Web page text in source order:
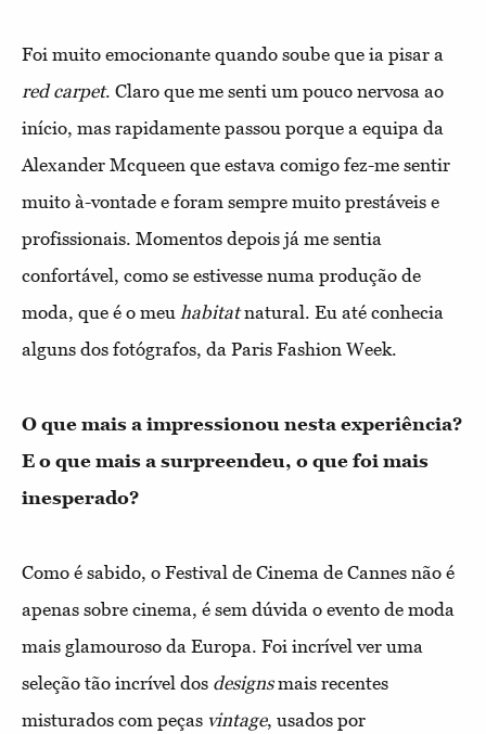
Foi muito emocionante quando soube que ia pisar a
red carpet. Claro que me senti um pouco nervosa ao
início, mas rapidamente passou porque a equipa da
Alexander Mcqueen que estava comigo fez-me sentir
muito à-vontade e foram sempre muito prestáveis e
profissionais. Momentos depois já me sentia
confortável, como se estivesse numa produção de
moda, que é o meu habitatnatural. Eu até conhecia
alguns dos fotógrafos, da Paris Fashion Week.
O que mais a impressionou nesta experiência?
E o que mais a surpreendeu, o que foi mais
inesperado?
Como é sabido, o Festival de Cinema de Cannes não é
apenas sobre cinema, é sem dúvida o evento de moda
mais glamouroso da Europa. Foi incrível ver uma
seleção tão incrível dos designsmais recentes
misturados com peças vintage, usados por